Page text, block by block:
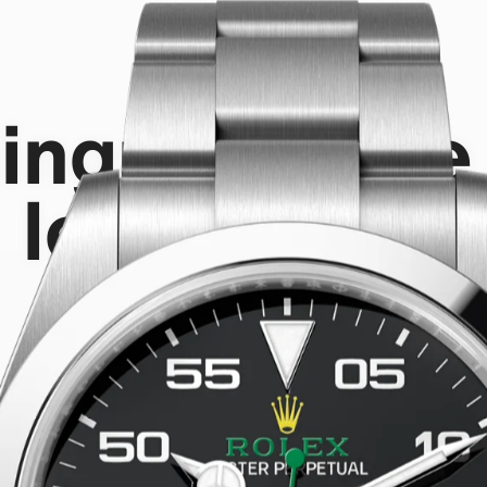
Air‑King
legibilidade